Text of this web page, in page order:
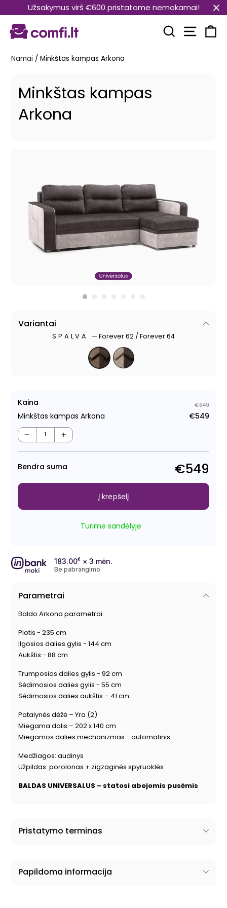
prie
turinio
Užsakymus virš €600 pristatome nemokamai!
Paieška
Namai / Minkštas kampas Arkona
Minkštas kampas
Arkona
Variantai
SPALVA —Forever 62 / Forever 64
Kaina
Minkštas kampas Arkona
€649
€549
− +
Bendra suma €549
Turime sandėlyje
Į krepšelį
183.00€ × 3 mėn.
Be pabrangimo
Parametrai
Baldo Arkona parametrai:
Plotis - 235 cm
Ilgosios dalies gylis - 144 cm
Aukštis - 88 cm
Trumposios dalies gylis - 92 cm
Sėdimosios dalies gylis - 55 cm
Sėdimosios dalies aukštis – 41 cm
Patalynės dėžė – Yra (2)
Miegama dalis – 202 x 140 cm
Miegamos dalies mechanizmas - automatinis
Medžiagos: audinys
Užpildas: porolonas + zigzaginės spyruoklės
BALDAS UNIVERSALUS – statosi abejomis pusėmis
Pristatymo terminas
Papildoma informacija